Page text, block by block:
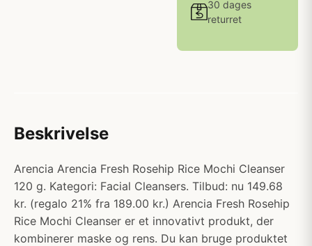
30 dages
returret
Beskrivelse
Arencia Arencia Fresh Rosehip Rice Mochi Cleanser
120 g. Kategori: Facial Cleansers. Tilbud: nu 149.68
kr. (regalo 21% fra 189.00 kr.) Arencia Fresh Rosehip
Rice Mochi Cleanser er et innovativt produkt, der
kombinerer maske og rens. Du kan bruge produktet